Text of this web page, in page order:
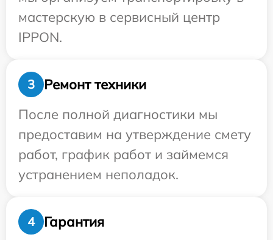
мастерскую в сервисный центр
IPPON.
3
Ремонт техники
После полной диагностики мы
предоставим на утверждение смету
работ, график работ и займемся
устранением неполадок.
4
Гарантия